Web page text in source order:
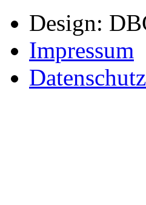
Design:
Impressum